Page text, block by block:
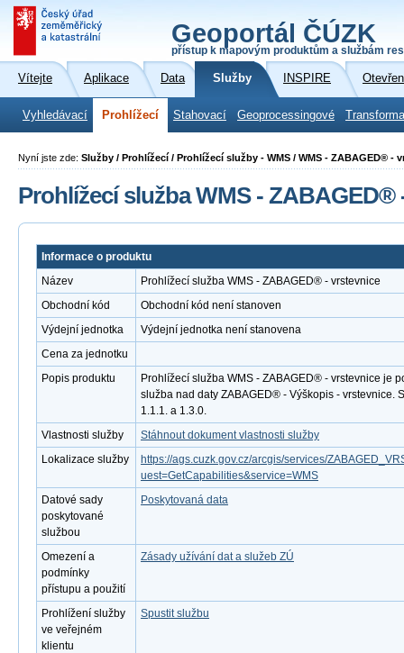
Geoportál ČÚZK
přístup k mapovým produktům a službám
Vítejte Aplikace Data Služby INSPIRE
Vyhledávací Prohlížecí Stahovací Geoprocessingové
Nyní jste zde: Služby / Prohlížecí / Prohlížecí služby - WMS / WMS - ZABAGED® -
Prohlížecí služba WMS - ZABAGED®
Informace o produktu
Název
Prohlížecí služba WMS - ZABAGED® - vrstevnice
Obchodní kód
Obchodní kód není stanoven
Výdejní jednotka
Výdejní jednotka není stanovena
Cena za jednotku
Popis produktu
Prohlížecí služba WMS - ZABAGED® - vrstevnice je
služba nad daty ZABAGED® - Výškopis - vrstevnice.
1.1.1. a 1.3.0.
Vlastnosti služby
Stáhnout dokument vlastnosti služby
Lokalizace služby
https://ags.cuzk.gov.cz/arcgis/services/
uest=GetCapabilities&service=WMS
Datové sady
poskytované
službou
Poskytovaná data
Omezení a
podmínky
přístupu a použití
Zásady užívání dat a služeb ZÚ
Prohlížení služby
ve veřejném
klientu
Spustit službu